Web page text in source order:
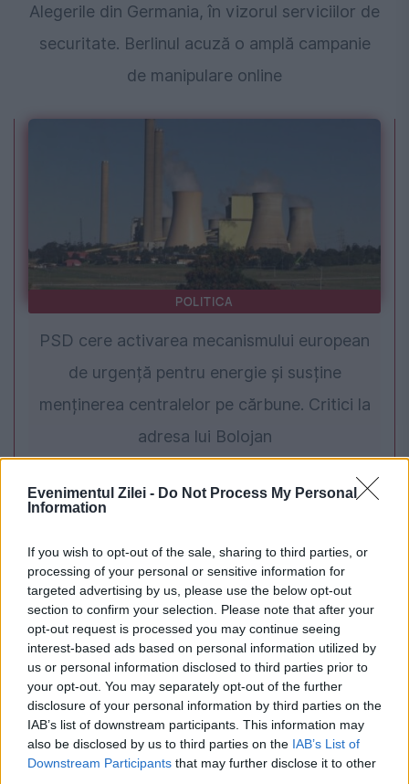
Evenimentul Zilei - Do Not Process My Personal
Information
If you wish to opt-out of the sale, sharing to third parties, or
processing of your personal or sensitive information for
targeted advertising by us, please use the below opt-out
section to confirm your selection. Please note that after your
opt-out request is processed you may continue seeing
interest-based ads based on personal information utilized by
us or personal information disclosed to third parties prior to
your opt-out. You may separately opt-out of the further
disclosure of your personal information by third parties on the
IAB’s list of downstream participants. This information may
also be disclosed by us to third parties on the IAB’s List of
Downstream Participants that may further disclose it to other
Alegerile din Germania, în vizorul serviciilor de
securitate. Berlinul acuză o amplă campanie
de manipulare online
POLITICA
PSD cere activarea mecanismului european
de urgență pentru energie și susține
menținerea centralelor pe cărbune. Critici la
adresa lui Bolojan
INTERNATIONAL
Operațiune de amploare în Brazilia. Complot
pe Telegram pentru atacarea instituțiilor
publice din Brasilia în timpul alegerilor